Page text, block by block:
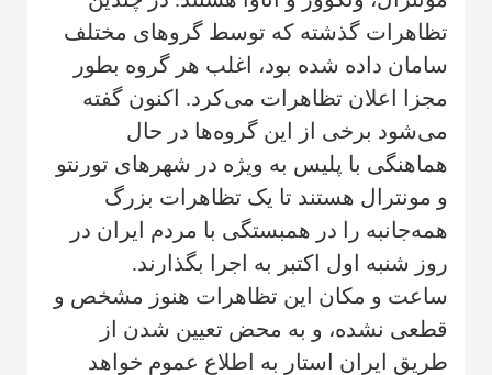
تظاهرات گذشته که توسط گروهای مختلف
سامان داده شده بود، اغلب هر گروه بطور
مجزا اعلان تظاهرات می‌کرد. اکنون گفته
می‌شود برخی از این گروه‌ها در حال
هماهنگی با پلیس به ویژه در شهرهای تورنتو
و مونترال هستند تا یک تظاهرات بزرگ
همه‌جانبه را در همبستگی با مردم ایران در
روز شنبه اول اکتبر به اجرا بگذارند.
ساعت و مکان این تظاهرات هنوز مشخص و
قطعی نشده، و به محض تعیین شدن از
طریق ایران استار به اطلاع عموم خواهد